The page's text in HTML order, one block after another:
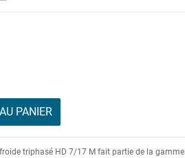
PANIER
triphasé HD 7/17 M fait partie de la gamme